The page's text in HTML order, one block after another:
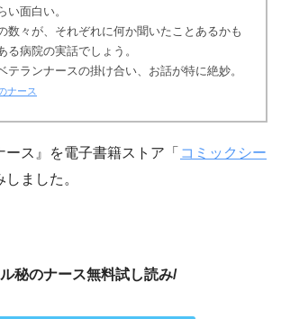
い面白い。
数々が、それぞれに何か聞いたことあるかも
る病院の実話でしょう。
テランナースの掛け合い、お話が特に絶妙。
ナース
ス』を電子書籍ストア「 コミックシー
しました。
秘のナース無料試し読み/